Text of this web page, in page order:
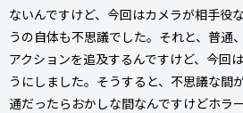
ないんですけど、今回はカメラが相手役
うの自体も不思議でした。それと、普通
アクションを追及するんですけど、今回
うにしました。そうすると、不思議な間
通だったらおかしな間なんですけどホラ